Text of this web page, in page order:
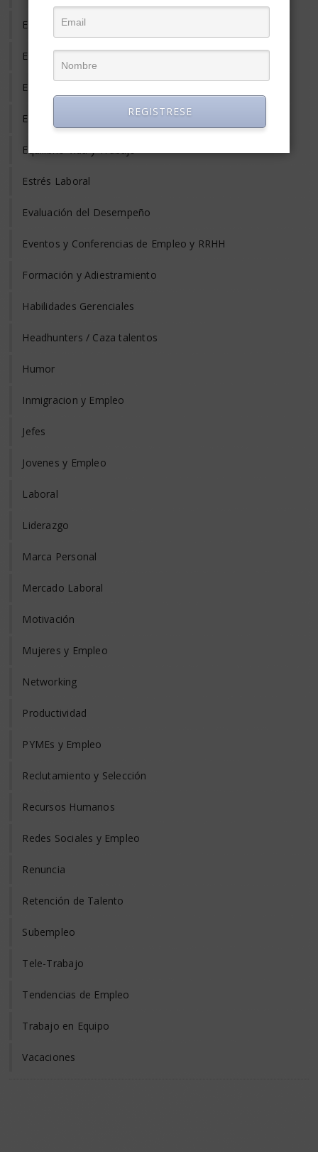
Empleo Informal
Empleo Temporal
Emprendedores
Entrevista de Trabajo
Equilibrio Vida y Trabajo
Estrés Laboral
Evaluación del Desempeño
Eventos y Conferencias de Empleo y RRHH
Formación y Adiestramiento
Habilidades Gerenciales
Headhunters / Caza talentos
Humor
Inmigracion y Empleo
Jefes
Jovenes y Empleo
Laboral
Liderazgo
Marca Personal
Mercado Laboral
Motivación
Mujeres y Empleo
Networking
Productividad
PYMEs y Empleo
Reclutamiento y Selección
Recursos Humanos
Redes Sociales y Empleo
Renuncia
Retención de Talento
Subempleo
Tele-Trabajo
Tendencias de Empleo
Trabajo en Equipo
Vacaciones
REGISTRESE